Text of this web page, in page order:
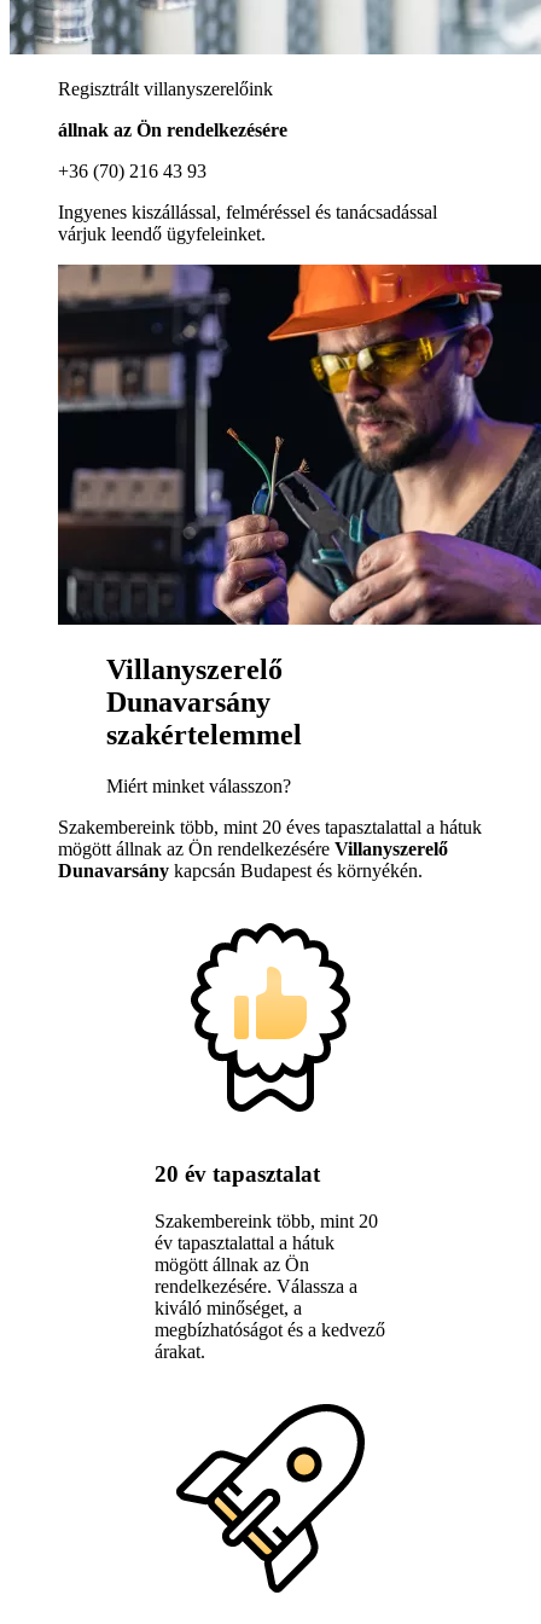
Regisztrált villanyszerelőink
állnak az Ön rendelkezésére
+36 (70) 216 43 93
Ingyenes kiszállással, felméréssel és tanácsadással
várjuk leendő ügyfeleinket.
Villanyszerelő
Dunavarsány
szakértelemmel
Miért minket válasszon?
Szakembereink több, mint 20 éves tapasztalattal a hátuk
mögött állnak az Ön rendelkezésére Villanyszerelő
Dunavarsány kapcsán Budapest és környékén.
20 év tapasztalat
Szakembereink több, mint 20
év tapasztalattal a hátuk
mögött állnak az Ön
rendelkezésére. Válassza a
kiváló minőséget, a
megbízhatóságot és a kedvező
árakat.